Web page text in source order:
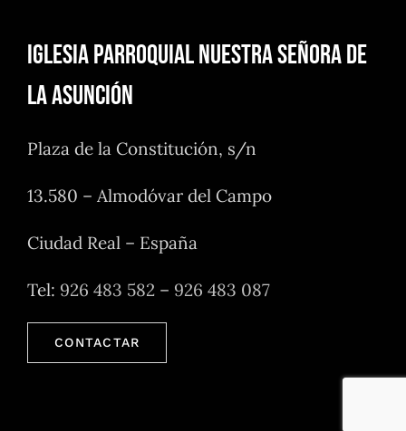
Iglesia Parroquial Nuestra Señora de
la Asunción
Plaza de la Constitución, s/n
13.580 – Almodóvar del Campo
Ciudad Real – España
Tel: 926 483 582 – 926 483 087
CONTACTAR